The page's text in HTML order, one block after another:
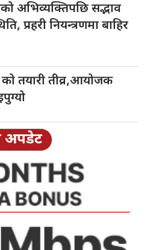
अभिव्यक्तिपछि सद्भाव
प्रहरी नियन्त्रणमा बाहिर
को तयारी तीव्र,आयोजक
अपडेट